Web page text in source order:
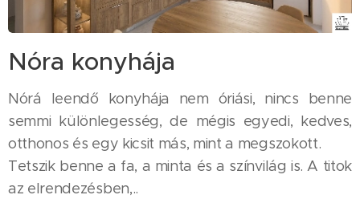
Nóra konyhája
Nórá leendő konyhája nem óriási, nincs benne
semmi különlegesség, de mégis egyedi, kedves,
otthonos és egy kicsit más, mint a megszokott. 🥰
Tetszik benne a fa, a minta és a színvilág is. A titok
az elrendezésben,..